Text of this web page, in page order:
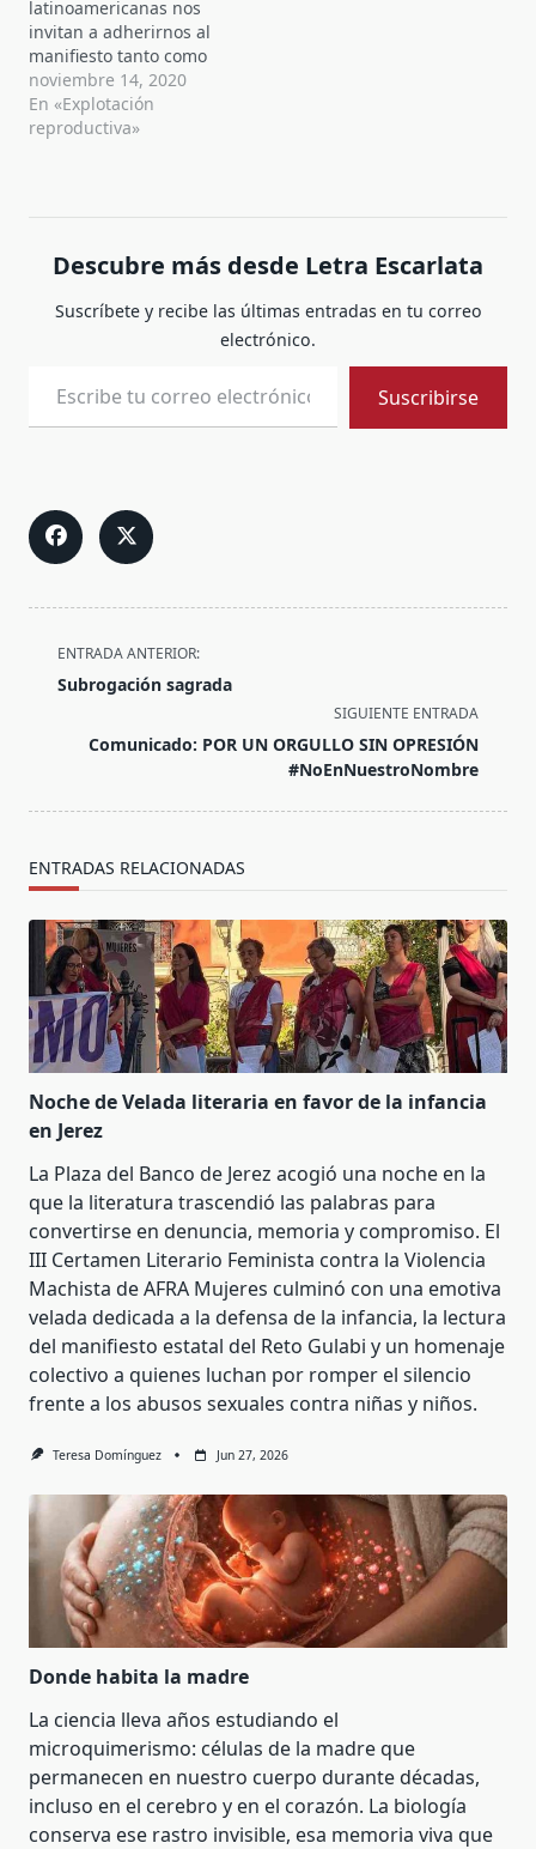
latinoamericanas nos
invitan a adherirnos al
manifiesto tanto como
colectivo como de
manera individual contra
la Explotación
noviembre 14, 2020
En «Explotación
reproductiva»
Descubre más desde Letra Escarlata
Suscríbete y recibe las últimas entradas en tu correo
electrónico.
Suscribirse
<span
class="nav-
screen-
ENTRADA ANTERIOR:
Subrogación sagrada
SIGUIENTE ENTRADA
Comunicado: POR UN ORGULLO SIN OPRESIÓN
#NoEnNuestroNombre
ENTRADAS RELACIONADAS
Noche de Velada literaria en favor de la infancia
en Jerez
La Plaza del Banco de Jerez acogió una noche en la
que la literatura trascendió las palabras para
convertirse en denuncia, memoria y compromiso. El
III Certamen Literario Feminista contra la Violencia
Machista de AFRA Mujeres culminó con una emotiva
velada dedicada a la defensa de la infancia, la lectura
del manifiesto estatal del Reto Gulabi y un homenaje
colectivo a quienes luchan por romper el silencio
frente a los abusos sexuales contra niñas y niños.
Teresa Domínguez Jun 27, 2026
Donde habita la madre
La ciencia lleva años estudiando el
microquimerismo: células de la madre que
permanecen en nuestro cuerpo durante décadas,
incluso en el cerebro y en el corazón. La biología
conserva ese rastro invisible, esa memoria viva que